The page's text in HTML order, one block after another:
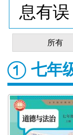
息有
所有
七年